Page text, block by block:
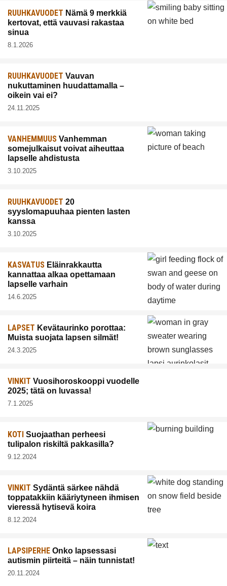
RUUHKAVUODET Nämä 9 merkkiä
kertovat, että vauvasi rakastaa
sinua
8.1.2026
RUUHKAVUODET Vauvan
nukuttaminen huudattamalla –
oikein vai ei?
24.11.2025
VANHEMMUUS Vanhemman
somejulkaisut voivat aiheuttaa
lapselle ahdistusta
3.10.2025
RUUHKAVUODET 20
syyslomapuuhaa pienten lasten
kanssa
3.10.2025
KASVATUS Eläinrakkautta
kannattaa alkaa opettamaan
lapselle varhain
14.6.2025
LAPSET Kevätaurinko porottaa:
Muista suojata lapsen silmät!
24.3.2025
VINKIT Vuosihoroskooppi vuodelle
2025; tätä on luvassa!
7.1.2025
KOTI Suojaathan perheesi
tulipalon riskiltä pakkasilla?
9.12.2024
VINKIT Sydäntä särkee nähdä
toppatakkiin kääriytyneen ihmisen
vieressä hytisevä koira
8.12.2024
LAPSIPERHE Onko lapsessasi
autismin piirteitä – näin tunnistat!
20.11.2024